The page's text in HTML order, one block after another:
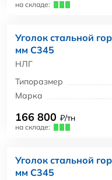
на складе:
Уголок стальной
мм С345
НЛГ
Типоразмер
Марка
166 800 ₽/тн
на складе:
Уголок стальной
мм С345